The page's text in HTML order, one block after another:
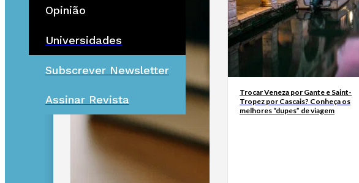
Opinião
Universidades
Subscrever Newsletter
Assinar Revista
Trocar Veneza por Gante e Saint-
Tropez por Cascais? Conheça os
melhores “dupes” de viagem